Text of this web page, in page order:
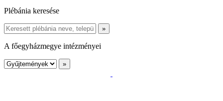
Plébánia keresése
A főegyházmegye intézményei